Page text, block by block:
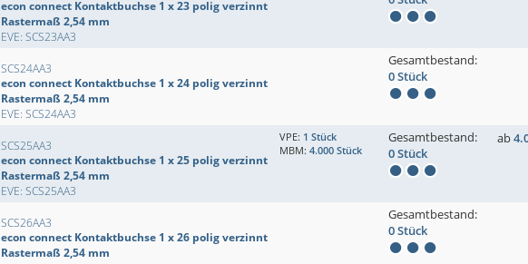
econ connect Kontaktbuchse 1 x 23 polig verzinnt
Rastermaß 2,54 mm
EVE: SCS23AA3
SCS24AA3
econ connect Kontaktbuchse 1 x 24 polig verzinnt
Rastermaß 2,54 mm
EVE: SCS24AA3
Gesamtbestand:
0 Stück
SCS25AA3
econ connect Kontaktbuchse 1 x 25 polig verzinnt
Rastermaß 2,54 mm
EVE: SCS25AA3
VPE: 1 Stück
MBM: 4.000 Stück
Gesamtbestand:
0 Stück
ab
SCS26AA3
econ connect Kontaktbuchse 1 x 26 polig verzinnt
Rastermaß 2,54 mm
Gesamtbestand:
0 Stück